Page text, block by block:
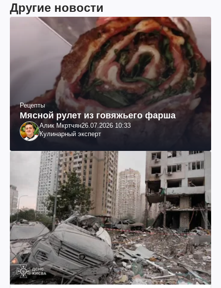
Другие новости
Рецепты
Мясной рулет из говяжьего фарша
Алик Мкртчян26.07.2026 10:33
Кулинарный эксперт